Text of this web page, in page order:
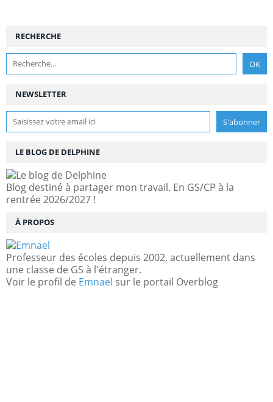
NEWSLETTER
RECHERCHE
LE BLOG DE DELPHINE
Blog destiné à partager mon travail. En GS/CP à la
rentrée 2026/2027 !
À PROPOS
Professeur des écoles depuis 2002, actuellement dans
une classe de GS à l'étranger.
Voir le profil de Emnael sur le portail Overblog